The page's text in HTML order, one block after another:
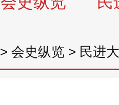
> 会史纵览 > 民进